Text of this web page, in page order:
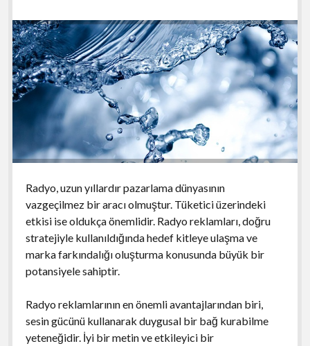
Radyo, uzun yıllardır pazarlama dünyasının
vazgeçilmez bir aracı olmuştur. Tüketici üzerindeki
etkisi ise oldukça önemlidir. Radyo reklamları, doğru
stratejiyle kullanıldığında hedef kitleye ulaşma ve
marka farkındalığı oluşturma konusunda büyük bir
potansiyele sahiptir.
Radyo reklamlarının en önemli avantajlarından biri,
sesin gücünü kullanarak duygusal bir bağ kurabilme
yeteneğidir. İyi bir metin ve etkileyici bir